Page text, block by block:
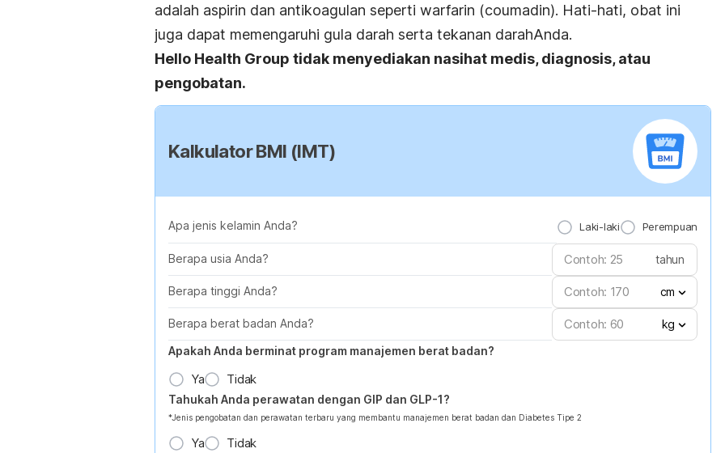
adalah aspirin dan antikoagulan seperti warfarin (coumadin). Hati-hati, obat ini
juga dapat memengaruhi gula darah serta tekanan darahAnda.
Hello Health Group tidak menyediakan nasihat medis, diagnosis, atau
pengobatan.
Kalkulator BMI (IMT)
Apa jenis kelamin Anda? Laki-laki Perempuan
Berapa usia Anda? tahun
Berapa tinggi Anda? cm
Berapa berat badan Anda?
kg
Apakah Anda berminat program manajemen berat badan?
Ya Tidak
Tahukah Anda perawatan dengan GIP dan GLP-1?
*Jenis pengobatan dan perawatan terbaru yang membantu manajemen berat badan dan Diabetes Tipe 2
Ya Tidak